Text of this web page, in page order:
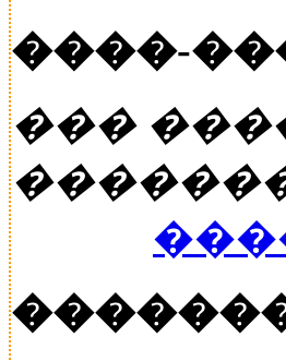
����-
���